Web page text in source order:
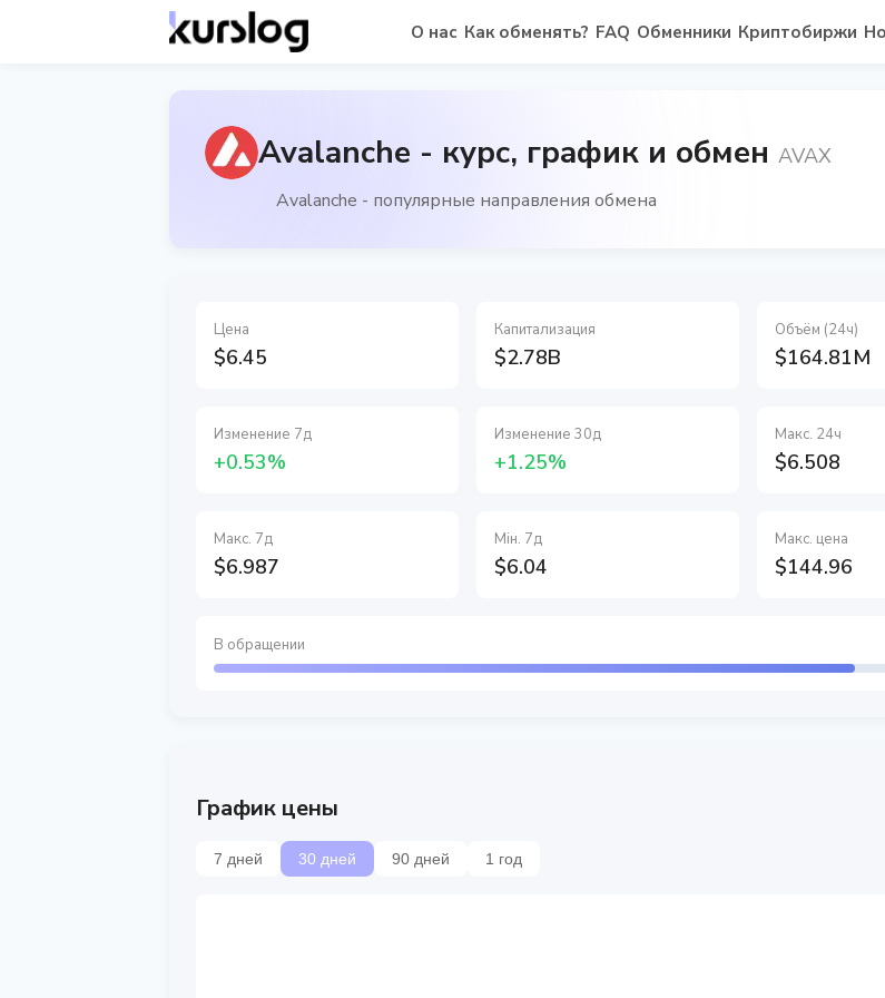
О нас Как обменять? FAQ Обменники Криптобиржи
Avalanche - курс, график и обмен AVAX
Avalanche - популярные направления обмена
Цена
$6.45
Капитализация
$2.78B
Объём (24ч)
$164.81M
Изменение 7д
+0.53%
Изменение 30д
+1.25%
Макс. 24ч
$6.508
Макс. 7д
$6.987
Мін. 7д
$6.04
Макс. цена
$144.96
В обращении
График цены
7 дней 30 дней 90 дней 1 год